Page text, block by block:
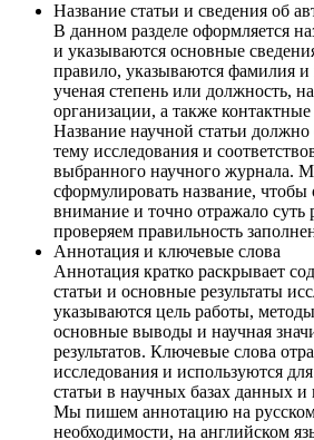
Название статьи и сведения об
В данном разделе оформляется
и указываются основные
правило, указываются фамилия
ученая степень или должность,
организации, а также
Название научной статьи
тему исследования и
выбранного научного журнала.
сформулировать название, чтобы
внимание и точно отражало суть
проверяем правильность
Аннотация и ключевые слова
Аннотация кратко раскрывает
статьи и основные результаты
указываются цель работы,
основные выводы и научная
результатов. Ключевые слова
исследования и используются
статьи в научных базах данных
Мы пишем аннотацию на
необходимости, на английском